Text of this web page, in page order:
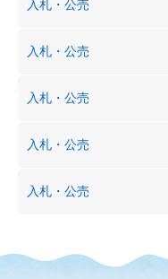
入札・公売
入札・公売
入札・公売
入札・公売
入札・公売